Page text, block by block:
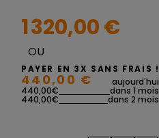
1 320,00 €
OU
PAYER EN 3X SANS FRAIS !
440,00 € aujourd'hui
440,00€ dans 1 mois
440,00€ dans 2 mois